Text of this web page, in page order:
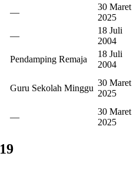
—
30 Maret
2025
—
18 Juli
2004
Pendamping Remaja
18 Juli
2004
Guru Sekolah Minggu
30 Maret
2025
—
30 Maret
2025
19